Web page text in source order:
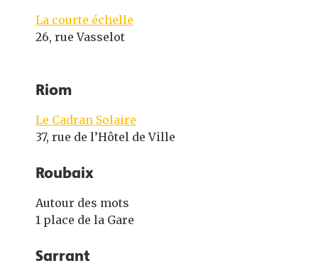
La courte échelle
26, rue Vasselot
Riom
Le Cadran Solaire
37, rue de l’Hôtel de Ville
Roubaix
Autour des mots
1 place de la Gare
Sarrant